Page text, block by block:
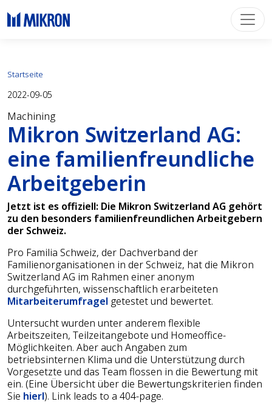
Startseite
2022-09-05
Machining
Mikron Switzerland AG:
eine familienfreundliche
Arbeitgeberin
Jetzt ist es offiziell: Die Mikron Switzerland AG gehört
zu den besonders familienfreundlichen Arbeitgebern
der Schweiz.
Pro Familia Schweiz, der Dachverband der
Familienorganisationen in der Schweiz, hat die Mikron
Switzerland AG im Rahmen einer anonym
durchgeführten, wissenschaftlich erarbeiteten
Mitarbeiterumfragel getestet und bewertet.
Untersucht wurden unter anderem flexible
Arbeitszeiten, Teilzeitangebote und Homeoffice-
Möglichkeiten. Aber auch Angaben zum
betriebsinternen Klima und die Unterstützung durch
Vorgesetzte und das Team flossen in die Bewertung mit
ein. (Eine Übersicht über die Bewertungskriterien finden
Sie hierl). Link leads to a 404-page.